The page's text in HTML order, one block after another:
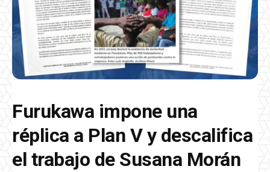
Furukawa impone una
réplica a Plan V y descalifica
el trabajo de Susana Morán